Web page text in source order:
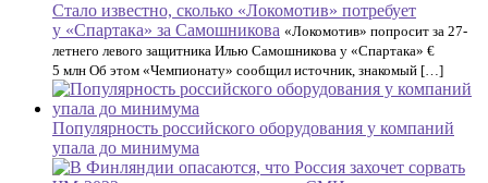
Стало известно, сколько «Локомотив» потребует
у «Спартака» за Самошникова «Локомотив» попросит за 27-
летнего левого защитника Илью Самошникова у «Спартака» €
5 млн Об этом «Чемпионату» сообщил источник, знакомый […]
Популярность российского оборудования у компаний
упала до минимума